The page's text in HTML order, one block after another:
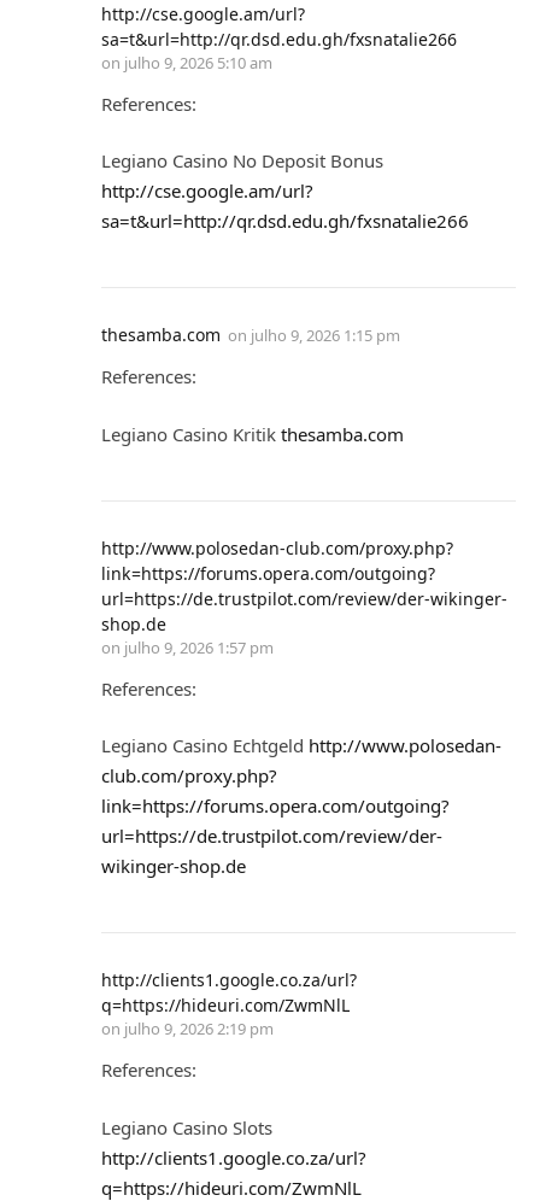
http://cse.google.am/url?
sa=t&url=http://qr.dsd.edu.gh/fxsnatalie266
on julho 9, 2026 5:10 am
References:
Legiano Casino No Deposit Bonus
http://cse.google.am/url?
sa=t&url=http://qr.dsd.edu.gh/fxsnatalie266
thesamba.com on julho 9, 2026 1:15 pm
References:
Legiano Casino Kritik thesamba.com
http://www.polosedan-club.com/proxy.php?
link=https://forums.opera.com/outgoing?
url=https://de.trustpilot.com/review/der-wikinger-
shop.de
on julho 9, 2026 1:57 pm
References:
Legiano Casino Echtgeld http://www.polosedan-
club.com/proxy.php?
link=https://forums.opera.com/outgoing?
url=https://de.trustpilot.com/review/der-
wikinger-shop.de
http://clients1.google.co.za/url?
q=https://hideuri.com/ZwmNlL
on julho 9, 2026 2:19 pm
References:
Legiano Casino Slots
http://clients1.google.co.za/url?
q=https://hideuri.com/ZwmNlL